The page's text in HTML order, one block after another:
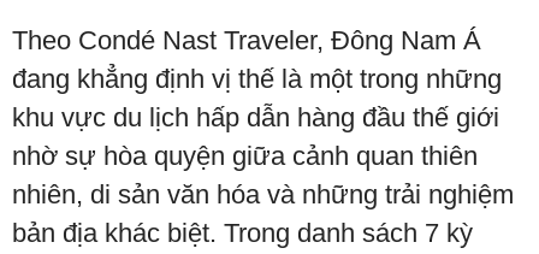
Theo Condé Nast Traveler, Đông Nam Á
đang khẳng định vị thế là một trong những
khu vực du lịch hấp dẫn hàng đầu thế giới
nhờ sự hòa quyện giữa cảnh quan thiên
nhiên, di sản văn hóa và những trải nghiệm
bản địa khác biệt. Trong danh sách 7 kỳ